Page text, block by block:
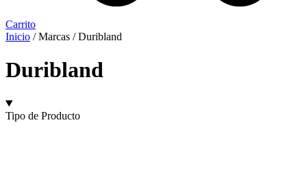
Carrito
Inicio / Marcas / Duribland
Duribland
Tipo de Producto